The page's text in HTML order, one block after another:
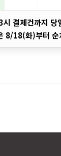
결제건까지 당
8/18(화)부터 순